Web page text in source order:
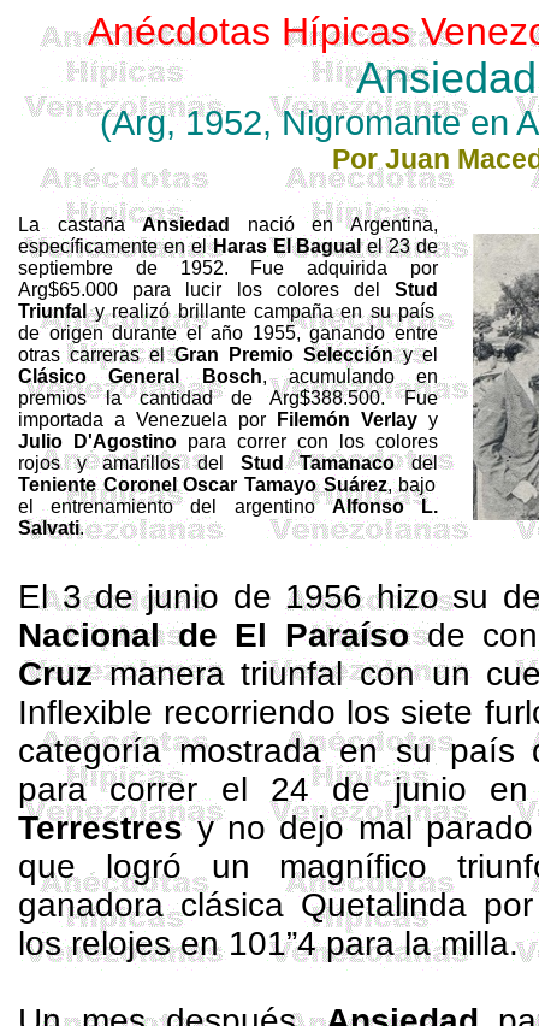
Anécdotas Hípicas
Ansiedad
(Arg, 1952, Nigromante en
Por Juan
La castañaAnsiedad
nació en Argentina,
específicamente en elHaras El Bagualel 23 de
septiembre de 1952. Fue adquirida por
Arg$65.000 para lucir los colores del Stud
Triunfaly realizó brillante campaña en su país
de origen durante el año 1955, ganando entre
otras carreras elGran Premio Seleccióny el
Clásico General Bosch, acumulando en
premios la cantidad de Arg$388.500. Fue
importada a Venezuela por
Filemón Verlayy
Julio D'Agostino para correr con los colores
rojos y amarillos del Stud Tamanacodel
Teniente Coronel Oscar Tamayo Suárez, bajo
el entrenamiento del argentinoAlfonso
L.
Salvati.
El 3 de junio de 1956 hizo su
Nacional de El Paraísode
Cruzmanera triunfal con un
Inflexible recorriendo los siete
categoría mostrada en su país
para correr el 24 de junio
Terrestresy no dejo mal
que logró un magnífico
ganadora clásicaQuetalindapor
los relojes en 101”4 para la milla.